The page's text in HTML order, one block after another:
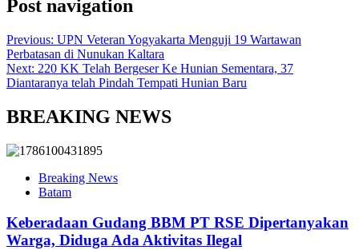
Post navigation
Previous: UPN Veteran Yogyakarta Menguji 19 Wartawan
Perbatasan di Nunukan Kaltara
Next: 220 KK Telah Bergeser Ke Hunian Sementara, 37
Diantaranya telah Pindah Tempati Hunian Baru
BREAKING NEWS
Breaking News
Batam
Keberadaan Gudang BBM PT RSE Dipertanyakan
Warga, Diduga Ada Aktivitas Ilegal